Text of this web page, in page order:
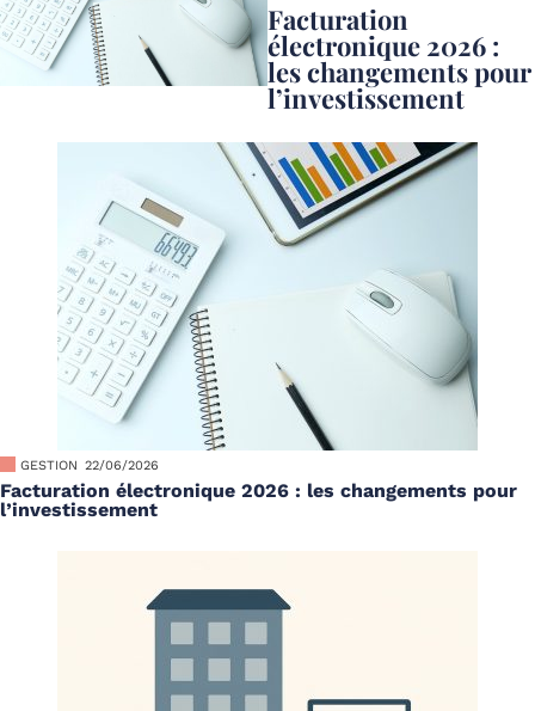
Facturation
électronique 2026 :
les changements pour
l’investissement
GESTION 22/06/2026
Facturation électronique 2026 : les changements pour
l’investissement